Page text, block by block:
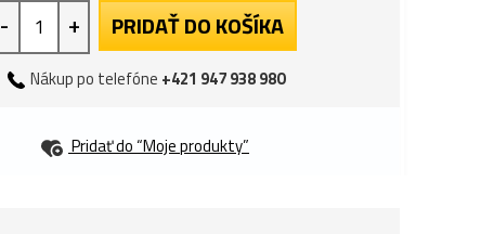
- + PRIDAŤ DO KOŠÍKA
Nákup po telefóne +421 947 938 980
Pridať do “Moje produkty”